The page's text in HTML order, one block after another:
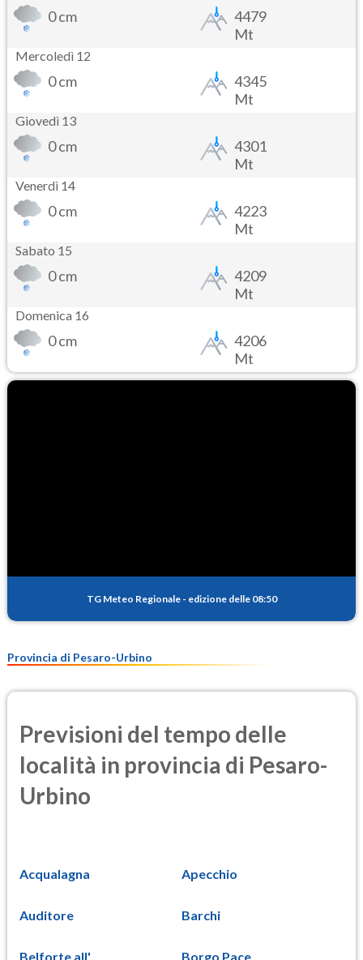
0 cm
4479
Mt
Mercoledì 12
0 cm
4345
Mt
Giovedì 13
0 cm
4301
Mt
Venerdì 14
0 cm
4223
Mt
Sabato 15
0 cm
4209
Mt
Domenica 16
0 cm
4206
Mt
TG Meteo Regionale - edizione delle 08:50
Provincia di Pesaro-Urbino
Previsioni del tempo delle
località in provincia di Pesaro-
Urbino
Acqualagna Apecchio
Auditore Barchi
Belforte all'... Borgo Pace